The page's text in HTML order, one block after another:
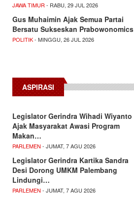
JAWA TIMUR - RABU, 29 JUL 2026
Gus Muhaimin Ajak Semua Partai
Bersatu Sukseskan Prabowonomics
POLITIK- MINGGU, 26 JUL 2026
ASPIRASI
Legislator Gerindra Wihadi Wiyanto
Ajak Masyarakat Awasi Program
Makan…
PARLEMEN - JUMAT, 7 AGU 2026
Legislator Gerindra Kartika Sandra
Desi Dorong UMKM Palembang
Lindungi…
PARLEMEN - JUMAT, 7 AGU 2026